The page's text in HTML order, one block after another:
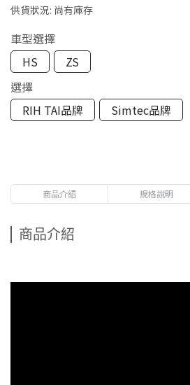
供貨狀況: 尚有庫存
車型選擇
HS
ZS
選擇
RIH TAI品牌
Simtec品牌
商品介紹 規格說明
商品介紹